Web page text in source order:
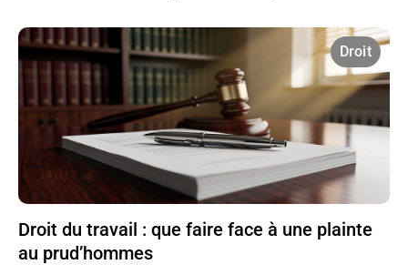
Droit
Droit du travail : que faire face à une plainte
au prud’hommes